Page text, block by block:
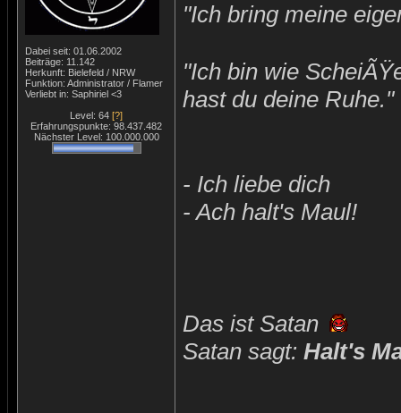
Dabei seit: 01.06.2002
Beiträge: 11.142
Herkunft: Bielefeld / NRW
Funktion: Administrator / Flamer
Verliebt in: Saphiriel <3
Level: 64 [?]
Erfahrungspunkte: 98.437.482
Nächster Level: 100.000.000
"Ich bring meine
"Ich bin wie
hast du deine
- Ich liebe dich
- Ach halt's Maul!
Das ist Satan
Satan sagt: Halt's